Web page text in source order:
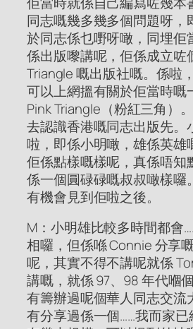
同志嘅幾多幾多個問題呀，
於同志係乜嘢呀噉，同埋佢
係出版嚟講呢，佢係成立咗
Triangle 嘅出版社嘅。係啦
可以上網搵有關於佢當時嘅
Pink Triangle（粉紅三角）
去認識香港嘅同志出版先。
啦，即係小明噉，雄係英雄
佢係點樣嘅樣呢，真係唔知
係一個圓碌碌嘅叔叔噉樣囉
有機會見到佢啦之後。
M：小明雄比較多時間都會
相囉，但係喺 Connie 分享
呢，其實不得不講呢就係
講嘅，就係 97、98 年代嗰
有籌辦過呢個華人同志交流
有分享過係一個……我而家